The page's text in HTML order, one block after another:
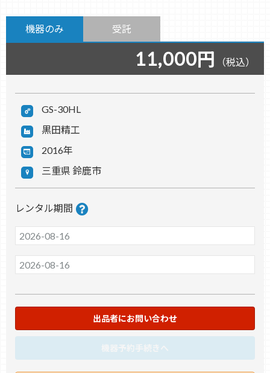
機器のみ 受託
11,000円 （税込）
GS-30HL
黒田精工
2016年
三重県 鈴鹿市
レンタル期間
出品者にお問い合わせ
機器予約手続きへ